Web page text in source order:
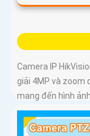
Camera IP
giải 4MP và zoom
mang đến hình
sáng